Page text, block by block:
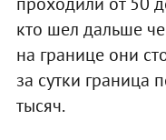
кто шел дальше
на границе они
за сутки граница
тысяч.